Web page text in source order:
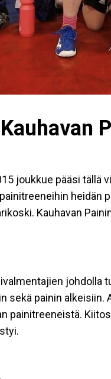
joukkue pääsi tällä
heidän
Kauhavan
johdolla
sekä painin
painitreeneistä.